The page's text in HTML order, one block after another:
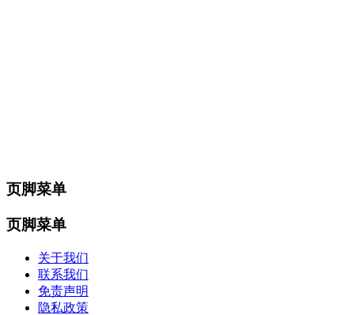
页脚菜单
页脚菜单
关于我们
联系我们
免责声明
隐私政策